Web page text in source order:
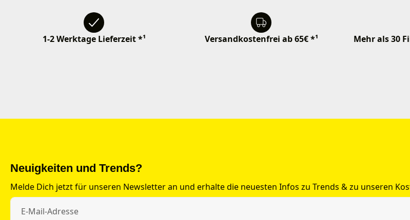
1-2 Werktage Lieferzeit *¹ Versandkostenfrei ab 65€ *¹ Mehr als 30
Neuigkeiten und Trends?
Melde Dich jetzt für unseren Newsletter an und erhalte die neuesten Infos zu Trends & zu unseren